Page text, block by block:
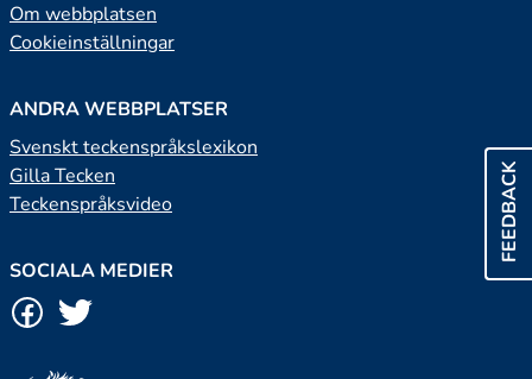
FEEDBACK
Om webbplatsen
Cookieinställningar
ANDRA WEBBPLATSER
Svenskt teckenspråkslexikon
Gilla Tecken
Teckenspråksvideo
SOCIALA MEDIER